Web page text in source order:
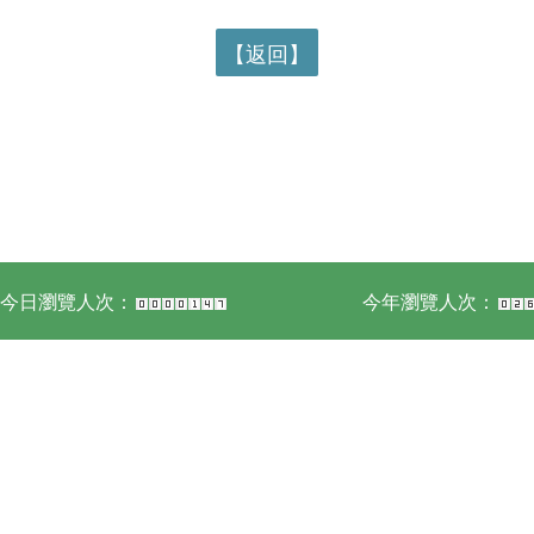
【返回】
今日瀏覽人次： 今年瀏覽人次：